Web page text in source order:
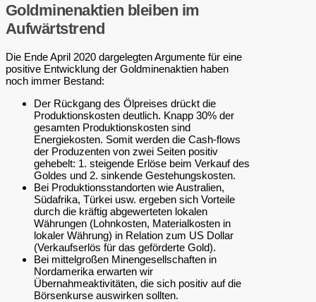
Goldminenaktien bleiben im
Aufwärtstrend
Die Ende April 2020 dargelegten Argumente für eine
positive Entwicklung der Goldminenaktien haben
noch immer Bestand:
Der Rückgang des Ölpreises drückt die
Produktionskosten deutlich. Knapp 30% der
gesamten Produktionskosten sind
Energiekosten. Somit werden die Cash-flows
der Produzenten von zwei Seiten positiv
gehebelt: 1. steigende Erlöse beim Verkauf des
Goldes und 2. sinkende Gestehungskosten.
Bei Produktionsstandorten wie Australien,
Südafrika, Türkei usw. ergeben sich Vorteile
durch die kräftig abgewerteten lokalen
Währungen (Lohnkosten, Materialkosten in
lokaler Währung) in Relation zum US Dollar
(Verkaufserlös für das geförderte Gold).
Bei mittelgroßen Minengesellschaften in
Nordamerika erwarten wir
Übernahmeaktivitäten, die sich positiv auf die
Börsenkurse auswirken sollten.